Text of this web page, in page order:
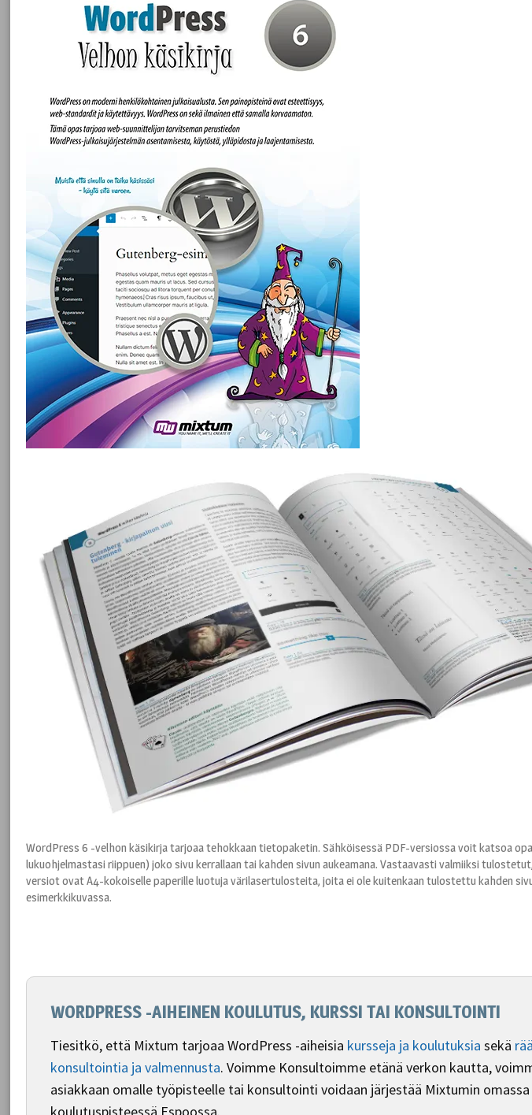
WordPress 6 -velhon käsikirja tarjoaa tehokkaan tietopaketin. Sähköisessä PDF-versiossa voit katsoa
lukuohjelmastasi riippuen) joko sivu kerrallaan tai kahden sivun aukeamana. Vastaavasti valmiiksi
versiot ovat A4-kokoiselle paperille luotuja värilasertulosteita, joita ei ole kuitenkaan tulostettu kahden
esimerkkikuvassa.
WORDPRESS -AIHEINEN KOULUTUS, KURSSI TAI KONSULTOINTI
Tiesitkö, että Mixtum tarjoaa WordPress -aiheisia kursseja ja koulutuksia sekä
konsultointia ja valmennusta. Voimme Konsultoimme etänä verkon kautta,
asiakkaan omalle työpisteelle tai konsultointi voidaan järjestää Mixtumin omassa
koulutuspisteessä Espoossa.